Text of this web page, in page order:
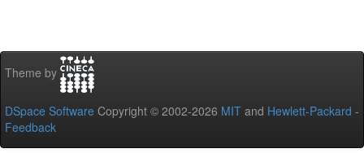
Theme by
DSpace Software Copyright © 2002-2026 MIT and Hewlett-Packard -
Feedback